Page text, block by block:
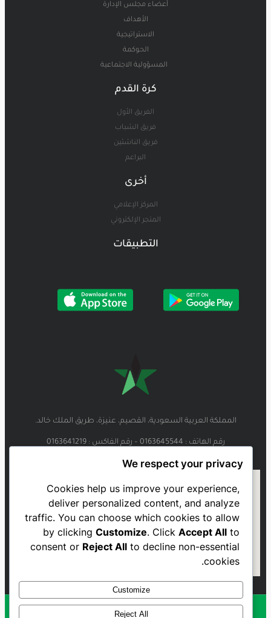
أعضاء مجلس الإدارة
الأهداف
الاستراتيجية
الحوكمة
المسؤولية الاجتماعية
كرة القدم
الفريق الأول
فريق الشباب
فريق الناشئين
البراعم
أخرى
المركز الإعلامي
المتجر الإلكتروني
التطبيقات
المملكة العربية السعودية، القصيم، عنيزة، طريق الملك خالد.
رقم الهاتف : 0163645544 – رقم الفاكس : 0163641219
We respect your privacy
Cookies help us improve your experience,
deliver personalized content, and analyze
traffic. You can choose which cookies to allow
by clickingCustomize. ClickAccept All to
consent or Reject All to decline non-essential
cookies.
Customize
Reject All